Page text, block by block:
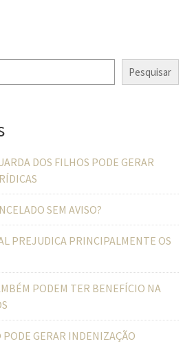
Pesquisar
DOS FILHOS PODE GERAR
SEM AVISO?
PREJUDICA PRINCIPALMENTE OS
PODEM TER BENEFÍCIO NA
GERAR INDENIZAÇÃO